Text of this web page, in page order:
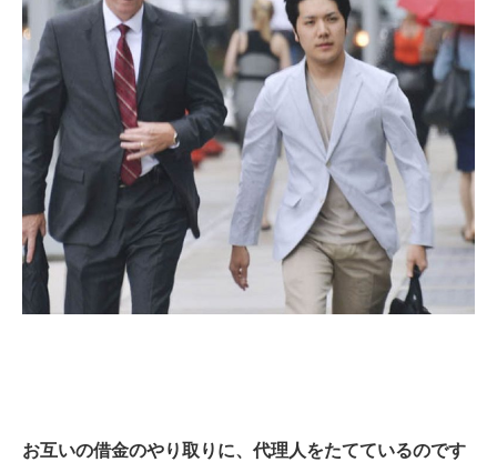
お互いの借金のやり取りに、代理人をたてているのです